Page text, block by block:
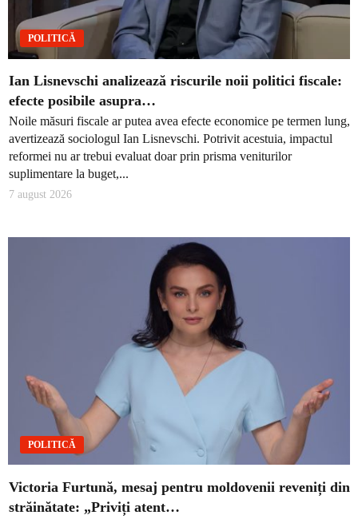
POLITICĂ
Ian Lisnevschi analizează riscurile noii politici fiscale:
efecte posibile asupra…
Noile măsuri fiscale ar putea avea efecte economice pe termen lung,
avertizează sociologul Ian Lisnevschi. Potrivit acestuia, impactul
reformei nu ar trebui evaluat doar prin prisma veniturilor
suplimentare la buget,...
7 august 2026
POLITICĂ
Victoria Furtună, mesaj pentru moldovenii reveniți din
străinătate: „Priviți atent…